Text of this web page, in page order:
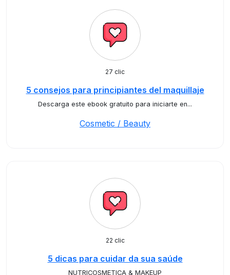
27 clic
5 consejos para principiantes del maquillaje
Descarga este ebook gratuito para iniciarte en...
Cosmetic / Beauty
22 clic
5 dicas para cuidar da sua saúde
NUTRICOSMETICA & MAKEUP